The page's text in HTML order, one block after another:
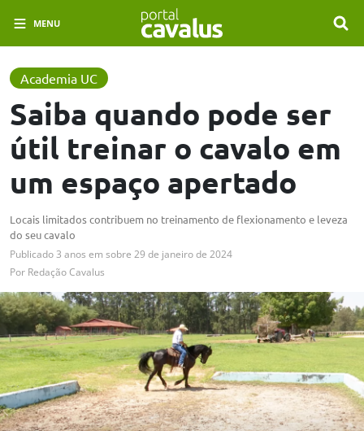
MENU
Academia UC
Saiba quando pode ser
útil treinar o cavalo em
um espaço apertado
Locais limitados contribuem no treinamento de flexionamento e leveza
do seu cavalo
Publicado3 anos em sobre 29 de janeiro de 2024
Por Redação Cavalus